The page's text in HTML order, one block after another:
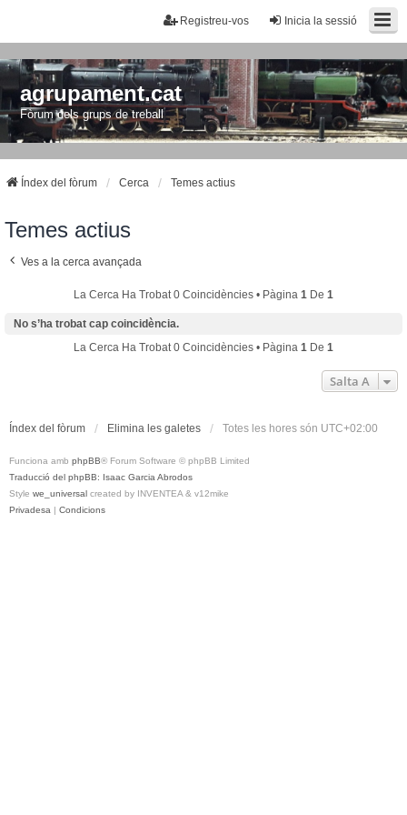
Inicia la sessió
Registreu-vos
agrupament.cat
Fòrum dels grups de treball
Índex del fòrum Cerca Temes actius
Temes actius
Ves a la cerca avançada
La Cerca Ha Trobat 0 Coincidències • Pàgina 1 De 1
No s’ha trobat cap coincidència.
La Cerca Ha Trobat 0 Coincidències • Pàgina 1 De 1
Salta A
Índex del fòrum Elimina les galetes Totes les hores són UTC+02:00
Funciona amb phpBB® Forum Software © phpBB Limited
Traducció del phpBB: Isaac Garcia Abrodos
Style we_universal created by INVENTEA & v12mike
Privadesa | Condicions